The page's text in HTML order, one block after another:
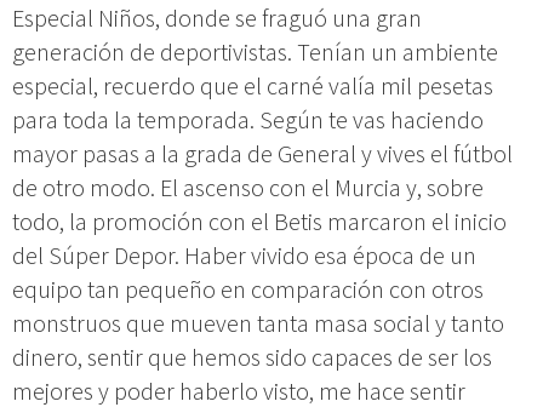
Especial Niños, donde se fraguó una gran
generación de deportivistas. Tenían un ambiente
especial, recuerdo que el carné valía mil pesetas
para toda la temporada. Según te vas haciendo
mayor pasas a la grada de General y vives el fútbol
de otro modo. El ascenso con el Murcia y, sobre
todo, la promoción con el Betis marcaron el inicio
del Súper Depor. Haber vivido esa época de un
equipo tan pequeño en comparación con otros
monstruos que mueven tanta masa social y tanto
dinero, sentir que hemos sido capaces de ser los
mejores y poder haberlo visto, me hace sentir